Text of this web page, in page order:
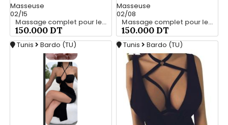
Masseuse
02/15
Massage complet pour les hommes srd à bardo 55066248
150.000 DT
Masseuse
02/08
Massage complet pour les hommes srd 55066248
150.000 DT
Tunis Bardo (TU) Tunis Bardo (TU)